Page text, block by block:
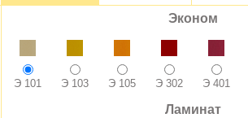
Эконом
Э 101 Э 103 Э 105 Э 302 Э 401
Ламинат